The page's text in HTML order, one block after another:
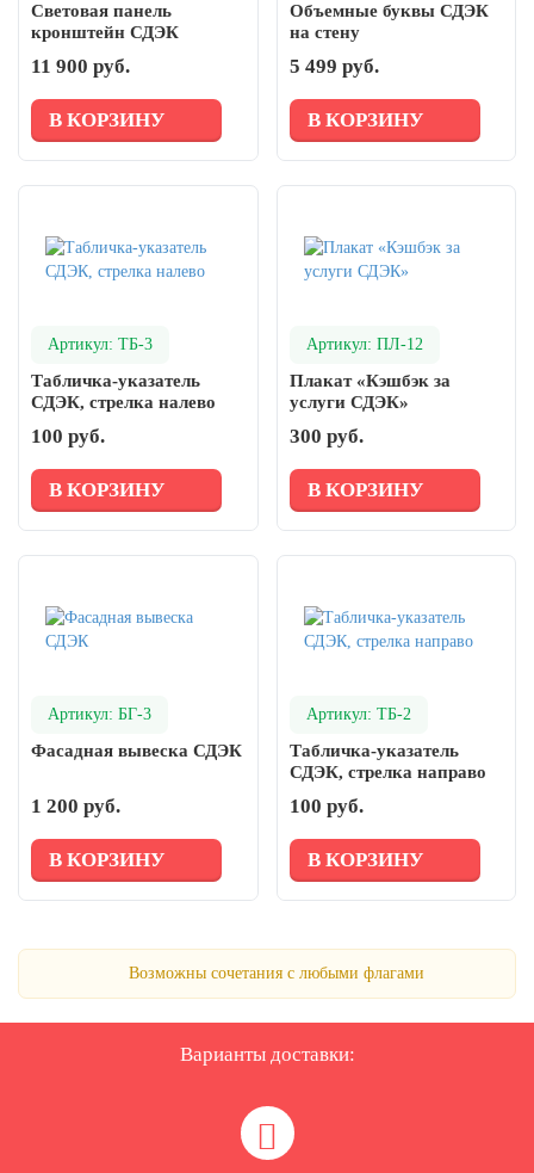
Световая панель
кронштейн СДЭК
11 900 руб.
В КОРЗИНУ
Объемные буквы СДЭК
на стену
5 499 руб.
В КОРЗИНУ
Артикул: ТБ-3
Табличка-указатель
СДЭК, стрелка налево
100 руб.
В КОРЗИНУ
Артикул: ПЛ-12
Плакат «Кэшбэк за
услуги СДЭК»
300 руб.
В КОРЗИНУ
Артикул: БГ-3
Фасадная вывеска СДЭК
1 200 руб.
В КОРЗИНУ
Артикул: ТБ-2
Табличка-указатель
СДЭК, стрелка направо
100 руб.
В КОРЗИНУ
Возможны сочетания с любыми флагами
Варианты доставки: